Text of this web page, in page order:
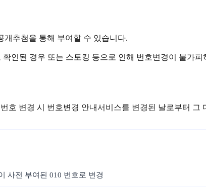
추첨을 통해 부여할 수 있습니다.
인된 경우 또는 스토킹 등으로 인해 번호변경이 불가피
변경 시 번호변경 안내서비스를 변경된 날로부터 그
사전 부여된 010 번호로 변경